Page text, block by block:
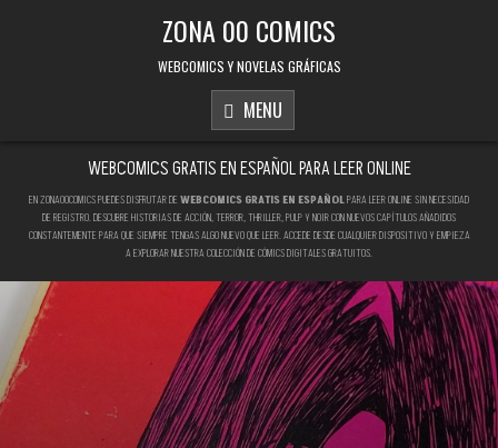
ZONA 00 COMICS
WEBCOMICS Y NOVELAS GRÁFICAS
MENU
WEBCOMICS GRATIS EN ESPAÑOL PARA LEER ONLINE
EN ZONA00COMICS PUEDES DISFRUTAR DE WEBCOMICS GRATIS EN ESPAÑOLPARA LEER ONLINE SIN NECESIDAD
DE REGISTRO. DESCUBRE HISTORIAS DE ACCIÓN, TERROR, THRILLER, PULP Y NOIR CON NUEVOS CAPÍTULOS AÑADIDOS
CONSTANTEMENTE PARA QUE SIEMPRE TENGAS ALGO NUEVO QUE LEER. ACCEDE DESDE CUALQUIER DISPOSITIVO Y EMPIEZA
A EXPLORAR NUESTRA COLECCIÓN DE CÓMICS DIGITALES GRATUITOS.